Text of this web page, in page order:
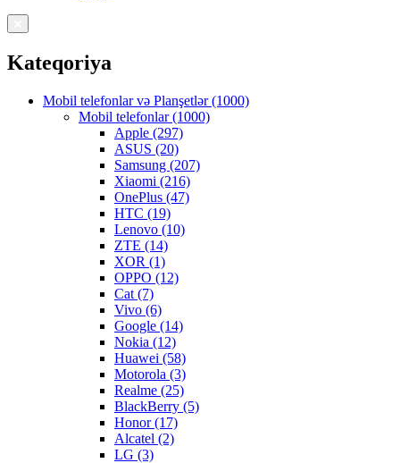
Kateqoriya
Mobil telefonlar və Planşetlər (1000)
Mobil telefonlar (1000)
Apple (297)
ASUS (20)
Samsung (207)
Xiaomi (216)
OnePlus (47)
HTC (19)
Lenovo (10)
ZTE (14)
XOR (1)
OPPO (12)
Cat (7)
Vivo (6)
Google (14)
Nokia (12)
Huawei (58)
Motorola (3)
Realme (25)
BlackBerry (5)
Honor (17)
Alcatel (2)
LG (3)